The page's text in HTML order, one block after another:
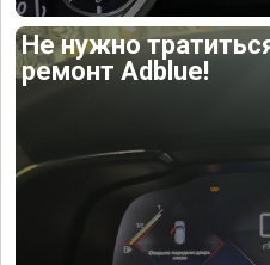
Не нужно
ремонт Adblue!